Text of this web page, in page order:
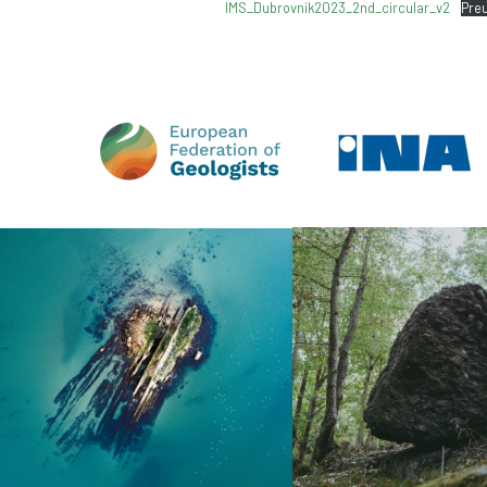
IMS_Dubrovnik2023_2nd_circular_v2